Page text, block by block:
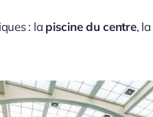
: la piscine du centre, la